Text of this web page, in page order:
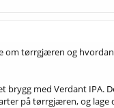
om tørrgjæren og
brygg med Verdant
på tørrgjæren, og